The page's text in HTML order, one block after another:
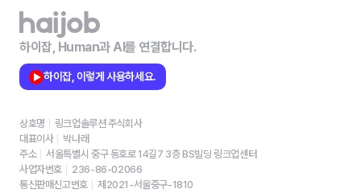
하이잡, Human과 AI를 연결합니다.
하이잡, 이렇게 사용하세요.
상호명
링크업솔루션 주식회사
대표이사
박나래
주소
서울특별시 중구 동호로 14길7 3층 BS빌딩 링크업센터
사업자번호
236-86-02066
통신판매신고번호
제2021-서울중구-1810